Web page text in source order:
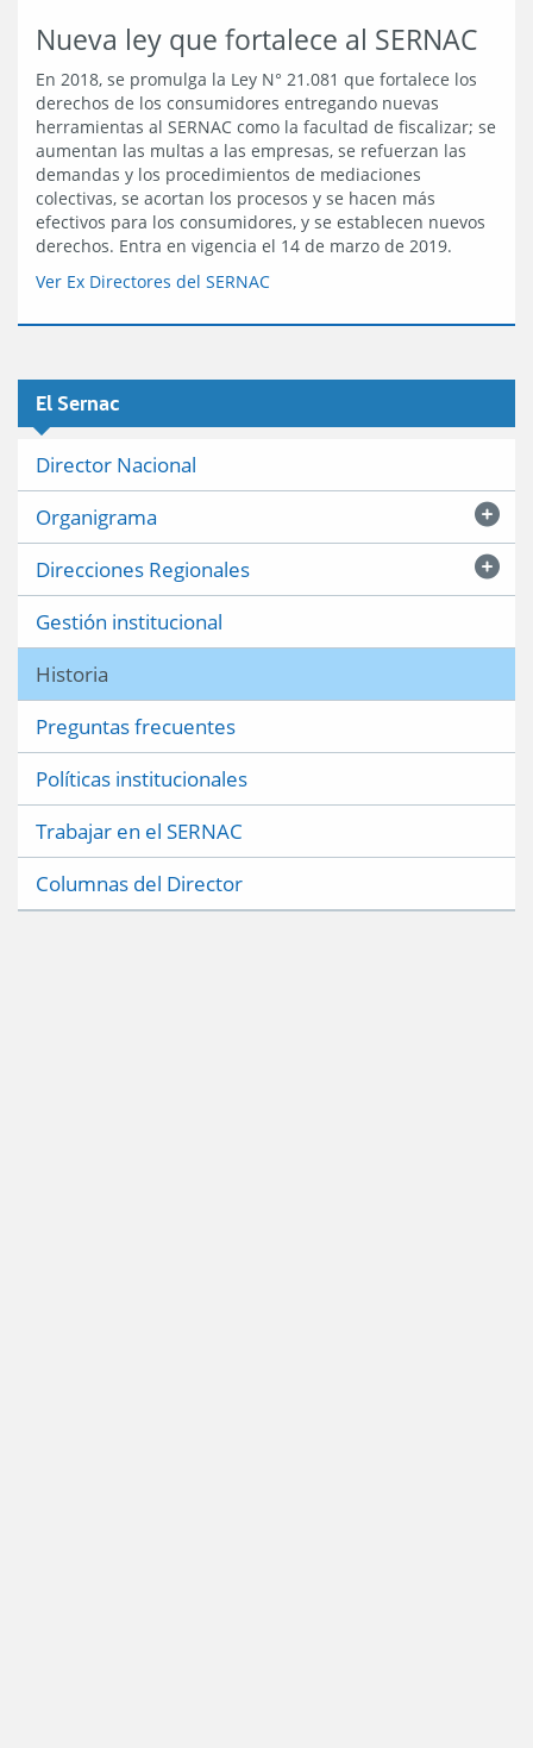
Nueva ley que fortalece al SERNAC
En 2018, se promulga la Ley N° 21.081 que fortalece los
derechos de los consumidores entregando nuevas
herramientas al SERNAC como la facultad de fiscalizar; se
aumentan las multas a las empresas, se refuerzan las
demandas y los procedimientos de mediaciones
colectivas, se acortan los procesos y se hacen más
efectivos para los consumidores, y se establecen nuevos
derechos. Entra en vigencia el 14 de marzo de 2019.
Ver Ex Directores del SERNAC
El Sernac
Director Nacional
Organigrama
Direcciones Regionales
Gestión institucional
Historia
Preguntas frecuentes
Políticas institucionales
Trabajar en el SERNAC
Columnas del Director